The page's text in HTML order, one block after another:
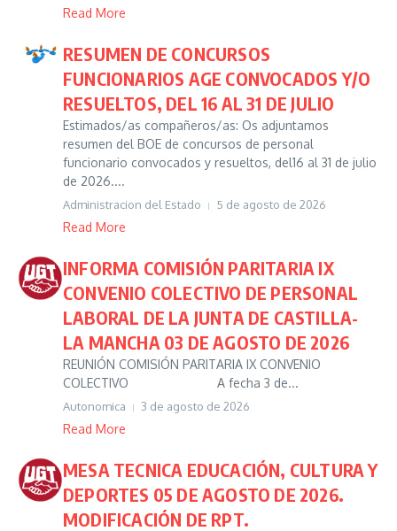
Read More
RESUMEN DE CONCURSOS
FUNCIONARIOS AGE CONVOCADOS Y/O
RESUELTOS, DEL 16 AL 31 DE JULIO
Estimados/as compañeros/as: Os adjuntamos
resumen del BOE de concursos de personal
funcionario convocados y resueltos, del16 al 31 de julio
de 2026....
Administracion del Estado 5 de agosto de 2026
Read More
INFORMA COMISIÓN PARITARIA IX
CONVENIO COLECTIVO DE PERSONAL
LABORAL DE LA JUNTA DE CASTILLA-
LA MANCHA 03 DE AGOSTO DE 2026
REUNIÓN COMISIÓN PARITARIA IX CONVENIO
COLECTIVO A fecha 3 de...
Autonomica 3 de agosto de 2026
Read More
MESA TECNICA EDUCACIÓN, CULTURA Y
DEPORTES 05 DE AGOSTO DE 2026.
MODIFICACIÓN DE RPT.